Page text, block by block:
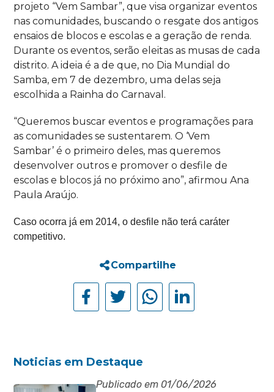
projeto “Vem Sambar”, que visa organizar eventos
nas comunidades, buscando o resgate dos antigos
ensaios de blocos e escolas e a geração de renda.
Durante os eventos, serão eleitas as musas de cada
distrito. A ideia é a de que, no Dia Mundial do
Samba, em 7 de dezembro, uma delas seja
escolhida a Rainha do Carnaval.
“Queremos buscar eventos e programações para
as comunidades se sustentarem. O ‘Vem
Sambar’ é o primeiro deles, mas queremos
desenvolver outros e promover o desfile de
escolas e blocos já no próximo ano”, afirmou Ana
Paula Araújo.
Caso ocorra já em 2014, o desfile não terá caráter
competitivo.
Compartilhe
Noticias em Destaque
Publicado em 01/06/2026